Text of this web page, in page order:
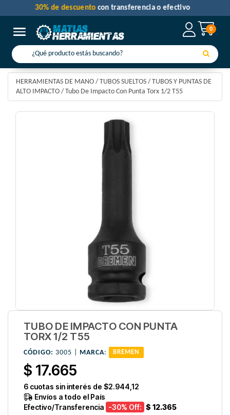
0
Toggle navigation
30% de descuentocon transferencia o efectivo
HERRAMIENTAS DE MANO / TUBOS SUELTOS / TUBOS Y PUNTAS DE
ALTO IMPACTO / Tubo De Impacto Con Punta Torx 1/2 T55
TUBO DE IMPACTO CON PUNTA
TORX 1/2 T55
CÓDIGO: 3005 | MARCA: BREMEN
$ 17.665
6 cuotas sin interés de $2.944,12
Envíos a todo el País
Efectivo/Transferencia -30% Off: $ 12.365